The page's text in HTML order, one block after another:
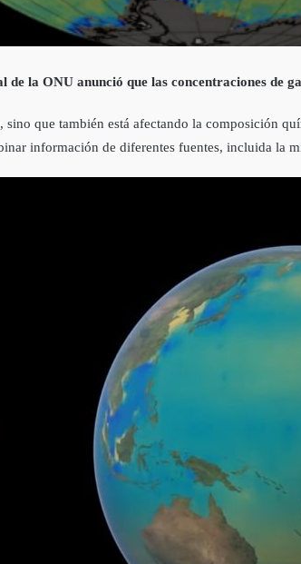
la ONU anunció que las concentraciones de
sino que también está afectando la composición
información de diferentes fuentes, incluida la